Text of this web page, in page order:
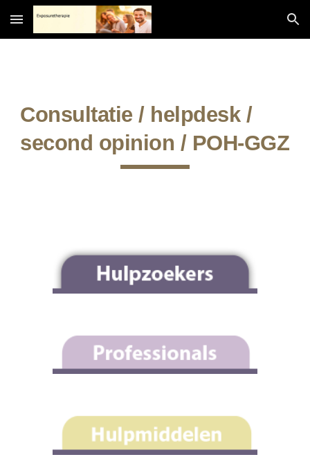
Skip to main content Skip to navigation
Consultatie / helpdesk /
second opinion / POH-GGZ